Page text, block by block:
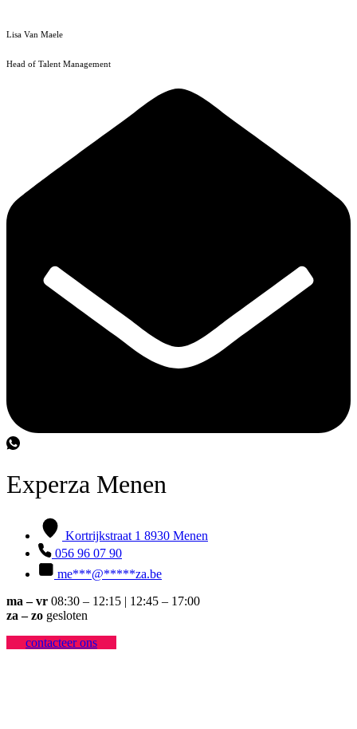
Lisa Van Maele
Head of Talent Management
Experza Menen
Kortrijkstraat 1 8930 Menen
056 96 07 90
me***@*****za.be
ma – vr 08:30 – 12:15 | 12:45 – 17:00
za – zo gesloten
contacteer ons